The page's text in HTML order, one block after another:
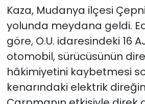
Kaza, Mudanya ilçesi
yolunda meydana geldi.
göre, O.U. idaresindeki 16
otomobil, sürücüsünün
hâkimiyetini kaybetmesi
kenarındaki elektrik